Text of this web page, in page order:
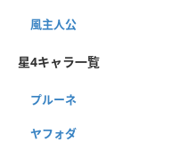
風主人公
星4キャラ一覧
プルーネ
ヤフォダ